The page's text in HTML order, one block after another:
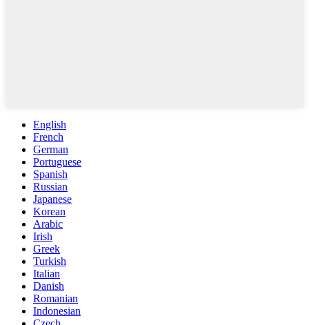
English
French
German
Portuguese
Spanish
Russian
Japanese
Korean
Arabic
Irish
Greek
Turkish
Italian
Danish
Romanian
Indonesian